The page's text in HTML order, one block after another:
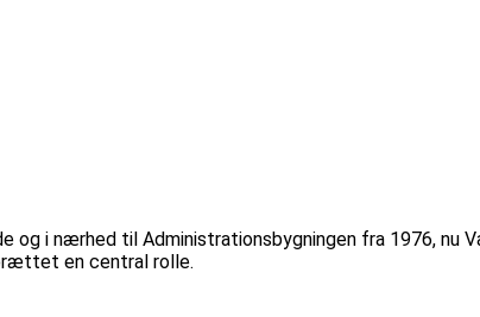
i nærhed til Administrationsbygningen fra 1976, nu
en central rolle.